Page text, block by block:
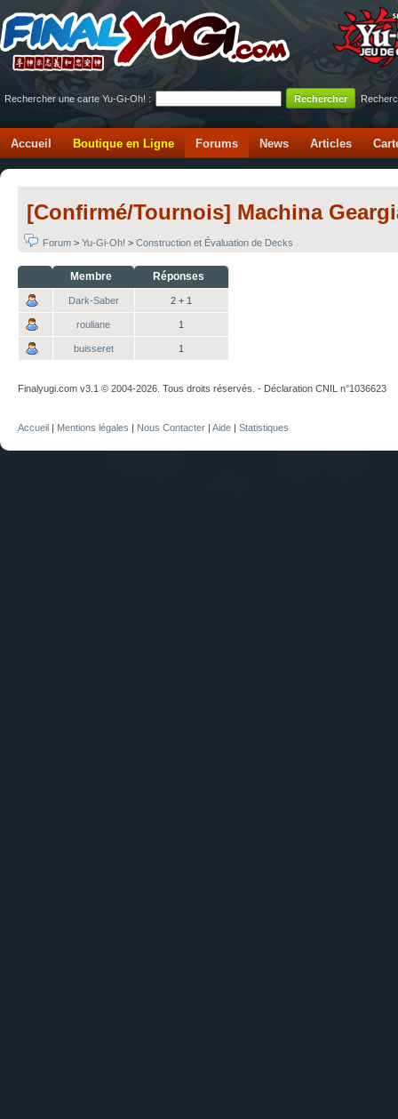
Rechercher une carte Yu-Gi-Oh! :
Accueil Boutique en Ligne Forums News Articles
[Confirmé/Tournois] Machina
Forum > Yu-Gi-Oh! > Construction et Évaluation de Decks
Membre Réponses
Dark-Saber 2 + 1
rouliane 1
buisseret 1
Finalyugi.com v3.1 © 2004-2026. Tous droits réservés. - Déclaration CNIL n°1036623
Accueil | Mentions légales | Nous Contacter | Aide | Statistiques